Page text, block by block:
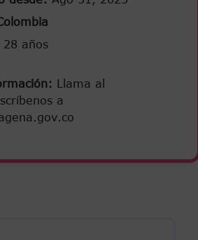
28 años
Llama al
a